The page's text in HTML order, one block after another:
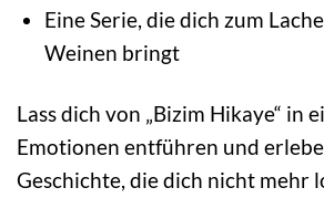
Eine Serie, die dich zum
Weinen bringt
Lass dich von „Bizim Hikaye“ in
Emotionen entführen und
Geschichte, die dich nicht mehr